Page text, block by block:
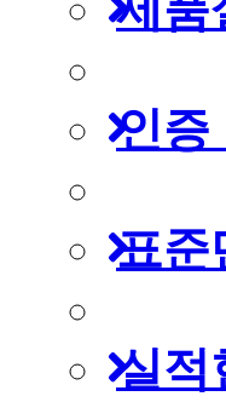
인증
표준
실적